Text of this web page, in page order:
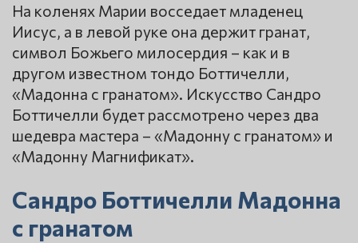
На коленях Марии восседает младенец
Иисус, a в левой руке она держит гранат,
символ Божьего милосердия – как и в
другом известном тондо Боттичелли,
«Мадонна с гранатом». Искусство Сандро
Боттичелли будет рассмотрено через два
шедевра мастера – «Мадонну с гранатом» и
«Мадонну Магнификат».
Сандро Боттичелли Мадонна
с гранатом